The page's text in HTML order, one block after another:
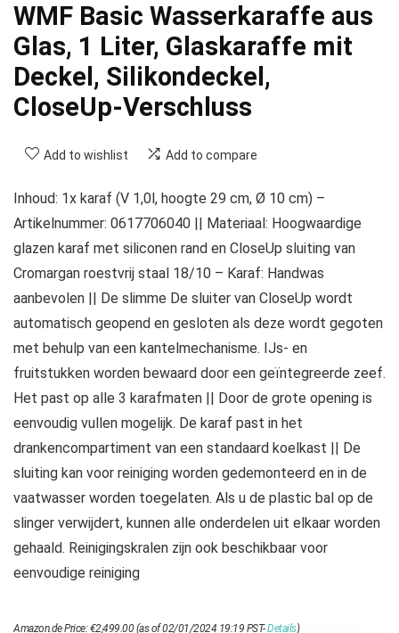
WMF Basic Wasserkaraffe aus
Glas, 1 Liter, Glaskaraffe mit
Deckel, Silikondeckel,
CloseUp-Verschluss
Add to wishlist Add to compare
Inhoud: 1x karaf (V 1,0l, hoogte 29 cm, Ø 10 cm) –
Artikelnummer: 0617706040 || Materiaal: Hoogwaardige
glazen karaf met siliconen rand en CloseUp sluiting van
Cromargan roestvrij staal 18/10 – Karaf: Handwas
aanbevolen || De slimme De sluiter van CloseUp wordt
automatisch geopend en gesloten als deze wordt gegoten
met behulp van een kantelmechanisme. IJs- en
fruitstukken worden bewaard door een geïntegreerde zeef.
Het past op alle 3 karafmaten || Door de grote opening is
eenvoudig vullen mogelijk. De karaf past in het
drankencompartiment van een standaard koelkast || De
sluiting kan voor reiniging worden gedemonteerd en in de
vaatwasser worden toegelaten. Als u de plastic bal op de
slinger verwijdert, kunnen alle onderdelen uit elkaar worden
gehaald. Reinigingskralen zijn ook beschikbaar voor
eenvoudige reiniging
Amazon.de Price:€2,499.00(as of 02/01/2024 19:19 PST-Details)